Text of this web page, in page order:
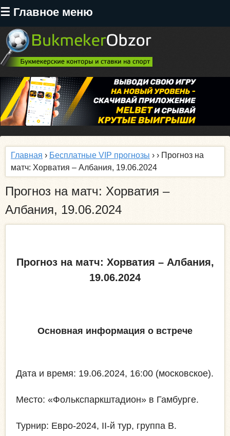
☰ Главное меню
Перейти
основному
содержанию
Главная › Бесплатные VIP прогнозы › › Прогноз на
матч: Хорватия – Албания, 19.06.2024
Прогноз на матч: Хорватия –
Албания, 19.06.2024
Прогноз на матч: Хорватия – Албания,
19.06.2024
Основная информация о встрече
Дата и время: 19.06.2024, 16:00 (московское).
Место: «Фолькспаркштадион» в Гамбурге.
Турнир: Евро-2024, II-й тур, группа B.